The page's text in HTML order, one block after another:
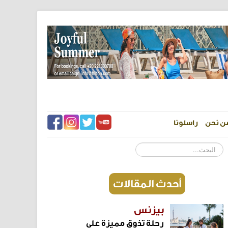
نحن راسلونا
البحث...
أحدث المقالات
بيزنس
رحلة تذوق مميزة على